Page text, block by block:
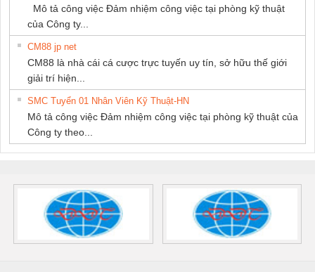
Mô tả công việc Đảm nhiệm công việc tại phòng kỹ thuật
của Công ty...
CM88 jp net
CM88 là nhà cái cá cược trực tuyến uy tín, sở hữu thế giới
giải trí hiện...
SMC Tuyển 01 Nhân Viên Kỹ Thuật-HN
Mô tả công việc Đảm nhiệm công việc tại phòng kỹ thuật của
Công ty theo...